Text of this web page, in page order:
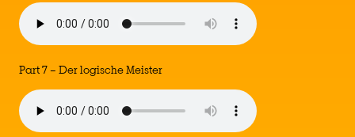
Part 7 – Der logische Meister